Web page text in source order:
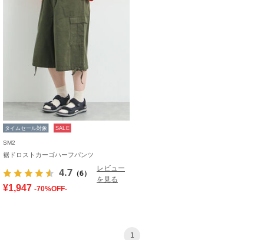
タイムセール対象 SALE
SM2
裾ドロストカーゴハーフパンツ
4.7 （6）
レビュー
を見る
¥1,947 -70%OFF-
1